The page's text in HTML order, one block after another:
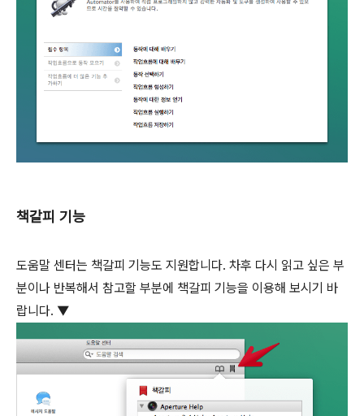
책갈피 기능
도움말 센터는 책갈피 기능도 지원합니다. 차후 다시 읽고 싶은 부
분이나 반복해서 참고할 부분에 책갈피 기능을 이용해 보시기 바
랍니다. ▼